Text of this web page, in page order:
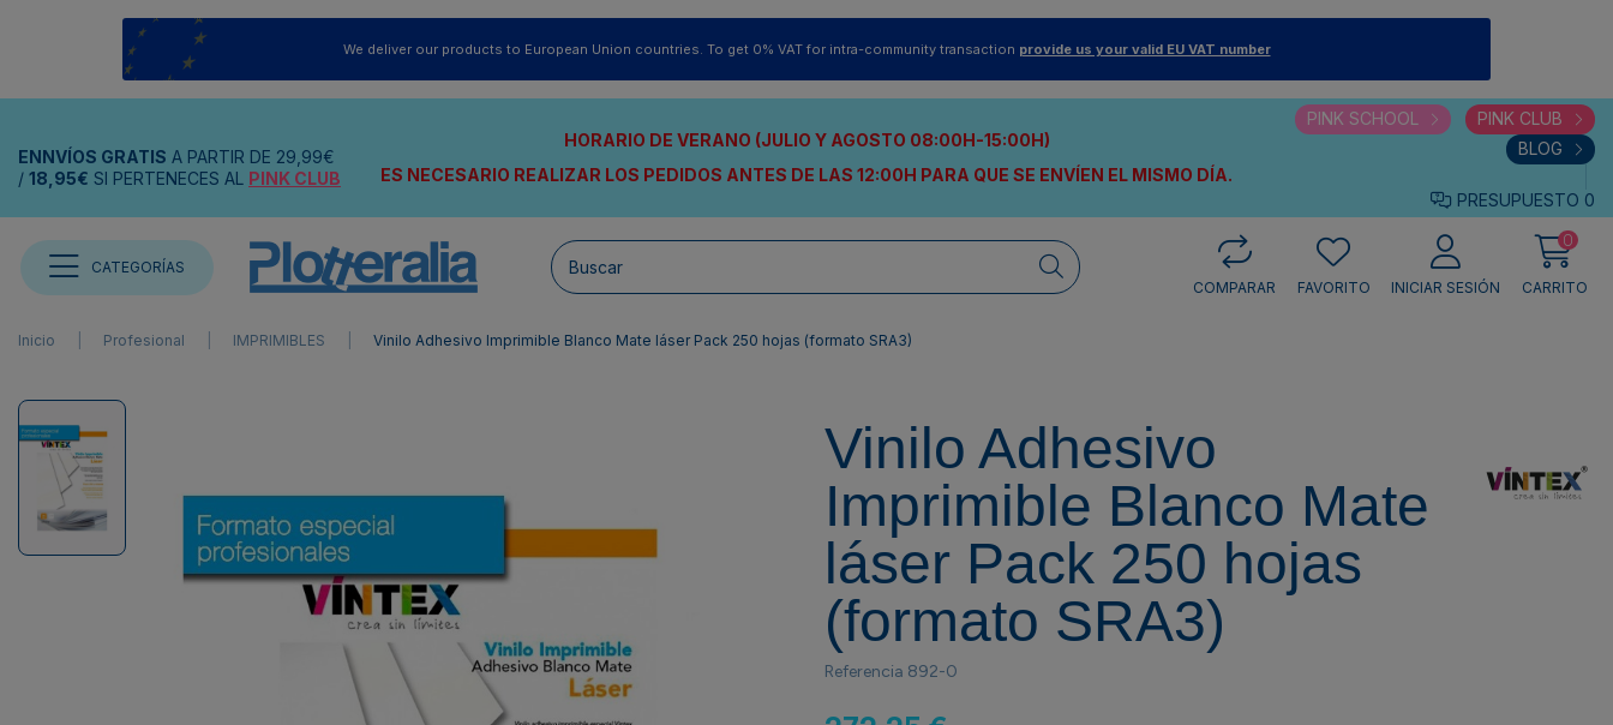
We deliver our products to European Union countries. To get 0% VAT for intra-community transaction provide us your valid EU VAT number
ENNVÍOS GRATIS A PARTIR DE 29,99€
/ 18,95€ SI PERTENECES AL PINK CLUB
HORARIO DE VERANO (JULIO Y AGOSTO 08:00H-15:00H)
ES NECESARIO REALIZAR LOS PEDIDOS ANTES DE LAS 12:00H PARA QUE SE ENVÍEN EL MISMO DÍA.
PINK SCHOOL
PINK CLUB
BLOG
PRESUPUESTO 0
CATEGORÍAS
COMPARAR
FAVORITO INICIAR SESIÓN
0
CARRITO
Inicio Profesional IMPRIMIBLES Vinilo Adhesivo Imprimible Blanco Mate láser Pack 250 hojas (formato SRA3)
Vinilo Adhesivo
Imprimible Blanco Mate
láser Pack 250 hojas
(formato SRA3)
Referencia 892-0